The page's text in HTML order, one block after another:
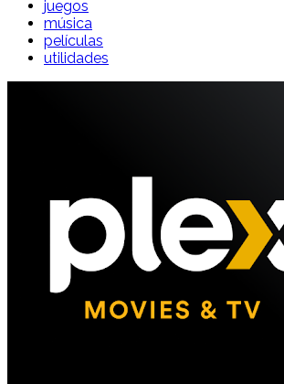
juegos
música
películas
utilidades